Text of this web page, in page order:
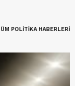
POLİTİKA HABERLERİ